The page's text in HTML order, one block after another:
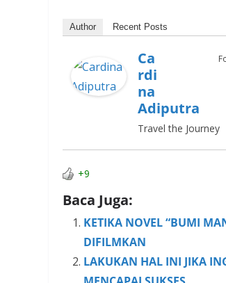
Author Recent Posts
Ca
Rdi
Na
Adiputra
Travel the Journey
+9
Baca Juga:
KETIKA NOVEL “BUMI
DIFILMKAN
LAKUKAN HAL INI JIKA